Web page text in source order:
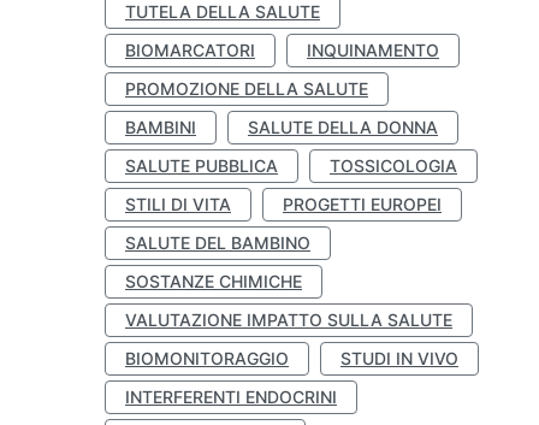
TUTELA DELLA SALUTE
BIOMARCATORI
INQUINAMENTO
PROMOZIONE DELLA SALUTE
BAMBINI
SALUTE DELLA DONNA
SALUTE PUBBLICA
TOSSICOLOGIA
STILI DI VITA
PROGETTI EUROPEI
SALUTE DEL BAMBINO
SOSTANZE CHIMICHE
VALUTAZIONE IMPATTO SULLA SALUTE
BIOMONITORAGGIO
STUDI IN VIVO
INTERFERENTI ENDOCRINI